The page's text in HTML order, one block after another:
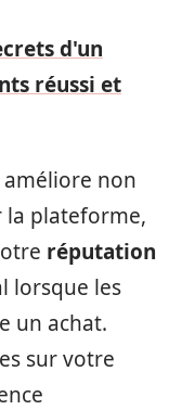
d'un
réussi et
non
la plateforme,
réputation
lorsque les
un achat.
sur votre